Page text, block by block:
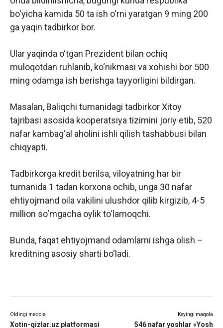
bo‘yicha kamida 50 ta ish o‘rni yaratgan 9 ming 200
ga yaqin tadbirkor bor.
Ular yaqinda o‘tgan Prezident bilan ochiq
muloqotdan ruhlanib, ko‘nikmasi va xohishi bor 500
ming odamga ish berishga tayyorligini bildirgan.
Masalan, Baliqchi tumanidagi tadbirkor Xitoy
tajribasi asosida kooperatsiya tizimini joriy etib, 520
nafar kambag‘al aholini ishli qilish tashabbusi bilan
chiqyapti.
Tadbirkorga kredit berilsa, viloyatning har bir
tumanida 1 tadan korxona ochib, unga 30 nafar
ehtiyojmand oila vakilini ulushdor qilib kirgizib, 4-5
million so‘mgacha oylik to‘lamoqchi.
Bunda, faqat ehtiyojmand odamlarni ishga olish –
kreditning asosiy sharti bo‘ladi.
Oldingi maqola
Xotin-qizlar.uz platformasi
Keyingi maqola
546 nafar yoshlar «Yosh